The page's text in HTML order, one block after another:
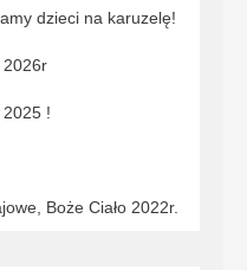
dzieci na karuzelę!
2026r
!
Boże Ciało 2022r.